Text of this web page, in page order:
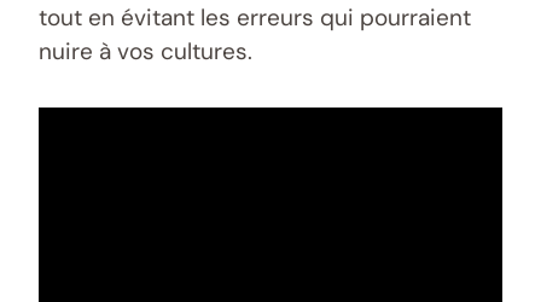
tout en évitant les erreurs qui pourraient
nuire à vos cultures.